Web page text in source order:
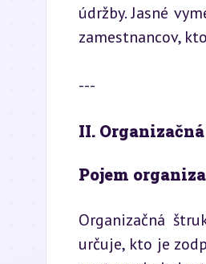
údržby. Jasné
zamestnancov,
---
II.
Pojem
Organizačná
určuje, kto je